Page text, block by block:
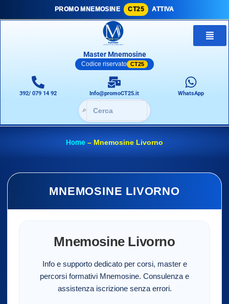
PROMO MNEMOSINE CT25 ATTIVA
Master Mnemosine
Codice riservato CT25
392/ 079 14 92 Info@promoCT25.it WhatsApp
🔎
Home – Mnemosine Livorno
MNEMOSINE LIVORNO
Mnemosine Livorno
Info e supporto dedicato per corsi, master e
percorsi formativi Mnemosine. Consulenza e
assistenza iscrizione senza errori.